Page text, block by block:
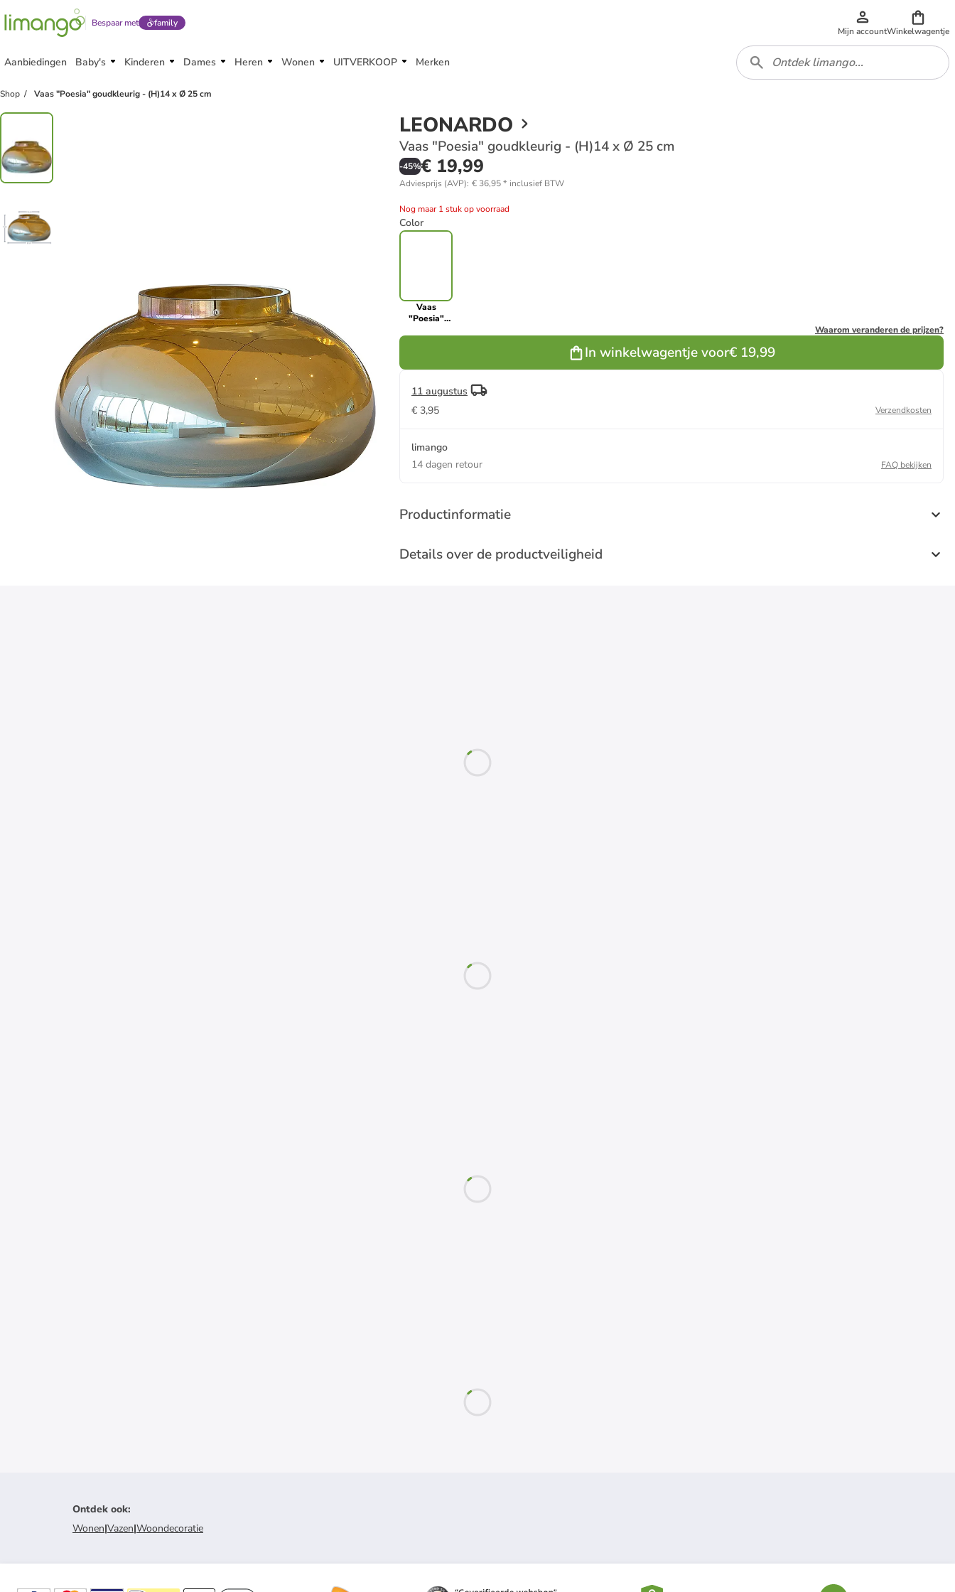
Bespaar met family
Mijn accountWinkelwagentje
Aanbiedingen Baby's Kinderen Dames Heren Wonen UITVERKOOP Merken
Shop Vaas "Poesia" goudkleurig - (H)14 x Ø 25 cm
LEONARDO
Vaas "Poesia" goudkleurig - (H)14 x Ø 25 cm
-45%€ 19,99
Adviesprijs (AVP): € 36,95* inclusief BTW
Nog maar 1 stuk op voorraad
Color
Vaas
"Poesia"
Waarom veranderen de prijzen?
In winkelwagentje voor€ 19,99
11 augustus
€ 3,95
Verzendkosten
limango
14 dagen retour
FAQ bekijken
Productinformatie
Details over de productveiligheid
Ontdek ook:
Wonen|Vazen|Woondecoratie